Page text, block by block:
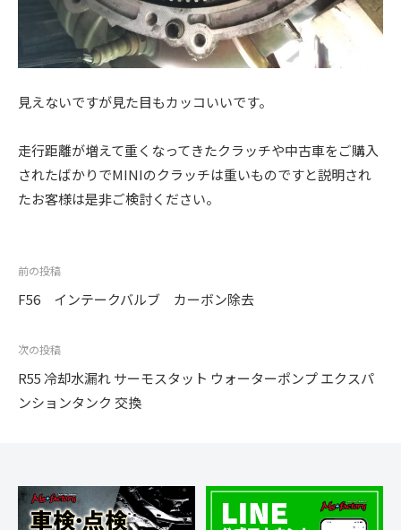
見えないですが見た目もカッコいいです。
走行距離が増えて重くなってきたクラッチや中古車をご購入
されたばかりでMINIのクラッチは重いものですと説明され
たお客様は是非ご検討ください。
投
稿
ビ
ゲ
ー
ン
前の投稿
F56 インテークバルブ カーボン除去
次の投稿
R55 冷却水漏れ サーモスタット ウォーターポンプ エクスパ
ンションタンク 交換